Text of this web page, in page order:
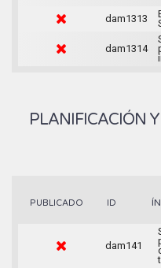
dam1313
dam1314
PLANIFICACIÓN
PUBLICADO ID
dam141